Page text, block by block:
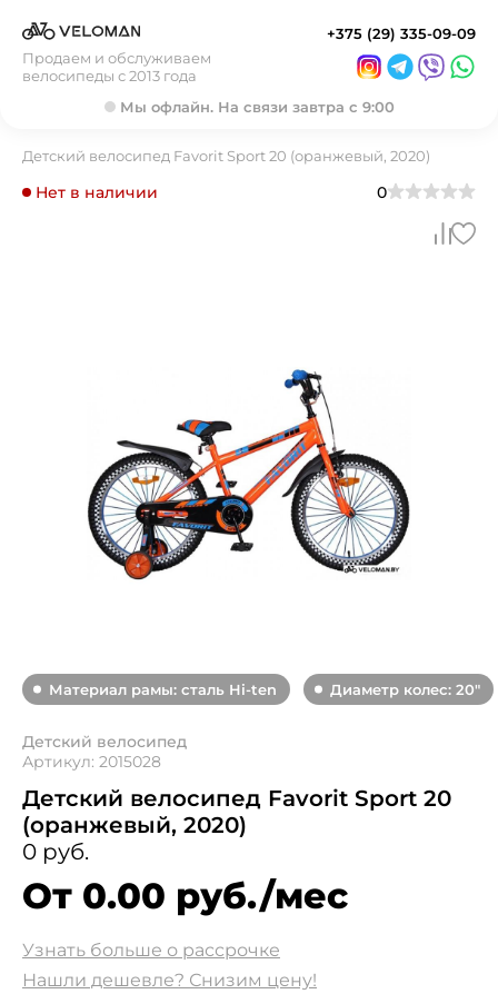
Продаем и обслуживаем
велосипеды с 2013 года
+375 (29) 335-09-09
Мы офлайн. На связи завтра с 9:00
Детский велосипед Favorit Sport 20 (оранжевый, 2020)
Нет в наличии 0
Материал рамы: сталь Hi-ten Диаметр колес: 20"
Детский велосипед
Артикул: 2015028
Детский велосипед Favorit Sport 20
(оранжевый, 2020)
0 руб.
От 0.00 руб./мес
Узнать больше о рассрочке
Нашли дешевле? Снизим цену!